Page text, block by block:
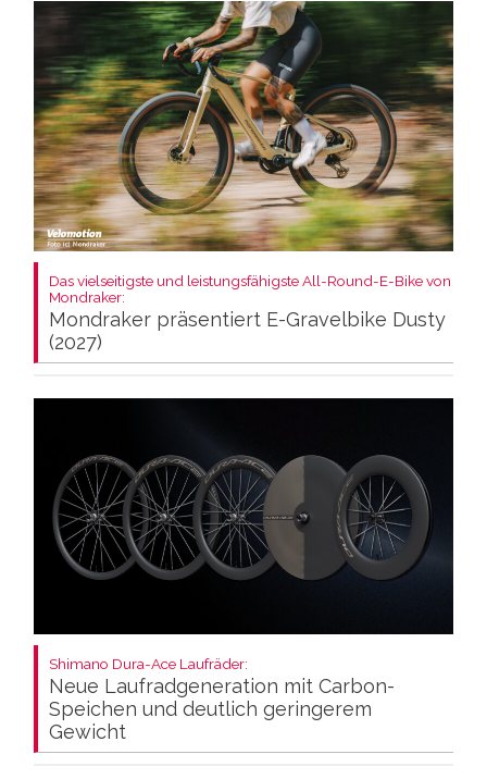
Das vielseitigste und leistungsfähigste All-Round-E-Bike von
Mondraker:
Mondraker präsentiert E-Gravelbike Dusty
(2027)
Shimano Dura-Ace Laufräder:
Neue Laufradgeneration mit Carbon-
Speichen und deutlich geringerem
Gewicht